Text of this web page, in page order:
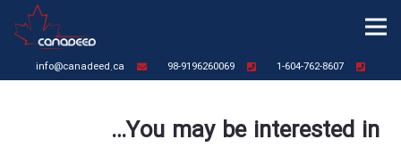
1-604-762-8607
98-9196260069
info@canadeed.ca
You may be interested in…